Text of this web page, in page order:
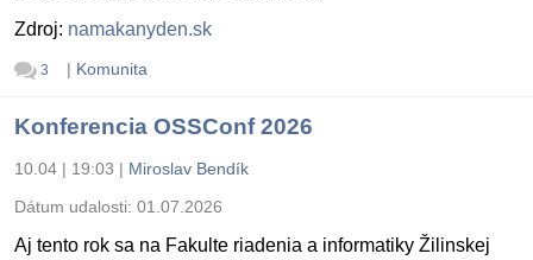
Zdroj: namakanyden.sk
3 | Komunita
Konferencia OSSConf 2026
10.04 | 19:03 | Miroslav Bendík
Dátum udalosti: 01.07.2026
Aj tento rok sa na Fakulte riadenia a informatiky Žilinskej